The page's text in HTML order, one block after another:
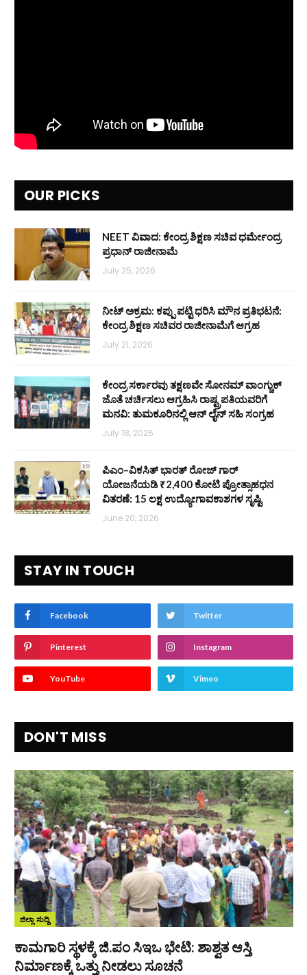
OUR PICKS
NEET ವಿವಾದ: ಕೇಂದ್ರ ಶಿಕ್ಷಣ ಸಚಿವ ಧರ್ಮೇಂದ್ರ
ಪ್ರಧಾನ್ ರಾಜೀನಾಮೆ
July 25, 2026
ನೀಟ್ ಅಕ್ರಮ: ಕಪ್ಪು ಪಟ್ಟಿ ಧರಿಸಿ ಮೌನ ಪ್ರತಿಭಟನೆ:
ಕೇಂದ್ರ ಶಿಕ್ಷಣ ಸಚಿವರ ರಾಜೀನಾಮೆಗೆ ಆಗ್ರಹ
July 21, 2026
ಕೇಂದ್ರ ಸರ್ಕಾರವು ತಕ್ಷಣವೇ ಸೋನಮ್ ವಾಂಗ್ಚುಕ್
ಜೊತೆ ಚರ್ಚಿಸಲು ಆಗ್ರಹಿಸಿ ರಾಷ್ಟ್ರಪತಿಯವರಿಗೆ
ಮನವಿ: ತುಮಕೂರಿನಲ್ಲಿ ಆನ್‌ ಲೈನ್ ಸಹಿ ಸಂಗ್ರಹ
July 18, 2026
ಪಿಎಂ–ವಿಕಸಿತ್ ಭಾರತ್ ರೋಜ್‌ ಗಾರ್
ಯೋಜನೆಯಡಿ ₹2,400 ಕೋಟಿ ಪ್ರೋತ್ಸಾಹಧನ
ವಿತರಣೆ: 15 ಲಕ್ಷ ಉದ್ಯೋಗಾವಕಾಶಗಳ ಸೃಷ್ಟಿ
June 20, 2026
STAY IN TOUCH
Facebook Twitter
Pinterest Instagram
YouTube Vimeo
DON'T MISS
ಜಿಲ್ಲಾ ಸುದ್ದಿ
ಕಾಮಗಾರಿ ಸ್ಥಳಕ್ಕೆ ಜಿ.ಪಂ ಸಿಇಒ ಭೇಟಿ: ಶಾಶ್ವತ ಆಸ್ತಿ
ನಿರ್ಮಾಣಕ್ಕೆ ಒತ್ತು ನೀಡಲು ಸೂಚನೆ